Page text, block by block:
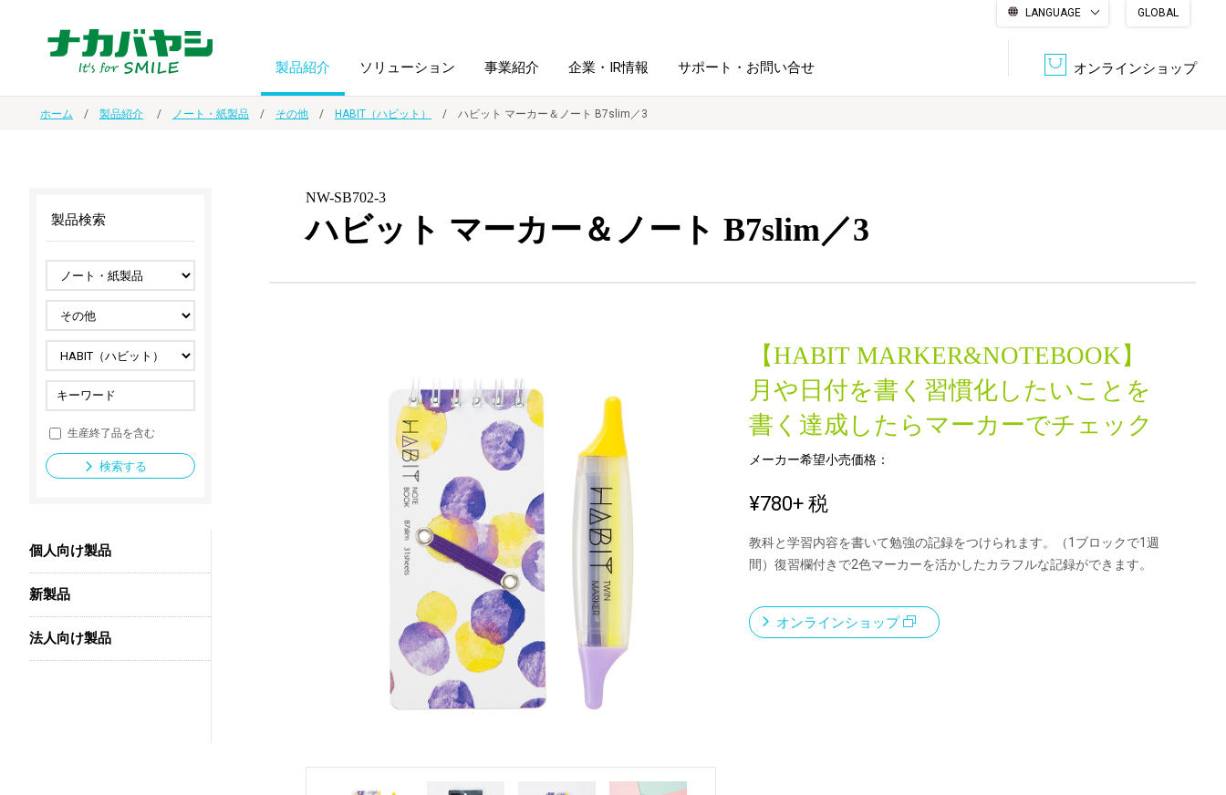
LANGUAGE
GLOBAL
オンラインショップ
製品紹介
ノート・紙製品
ファイル・
ホルダー用品
筆記具
スマートフォン・
タブレット関連
防災・
セキュリティ用品
キャラクター・
シリーズ商品
法人向け製品 新製品一覧
ソリューション
オーダー手帳・ノベルティ制作 学校ソリューション
ドキュメントスキャニングサービス
導入事例
事業紹介 企業・IR情報
IR情報 沿革
サステナビリティ
サポート・お問い合せ
ホーム 製品紹介 ノート・紙製品 その他 HABIT（ハビット） ハビット マーカー＆ノート B7slim／3
NW-SB702-3
ハビット マーカー＆ノート B7slim／3
【HABIT MARKER&NOTEBOOK】
月や日付を書く習慣化したいことを
書く達成したらマーカーでチェック
メーカー希望小売価格：
¥780+ 税
教科と学習内容を書いて勉強の記録をつけられます。（1ブロックで1週
間）復習欄付きで2色マーカーを活かしたカラフルな記録ができます。
オンラインショップ
製品検索
生産終了品を含む
検索する
個人向け製品
新製品
法人向け製品